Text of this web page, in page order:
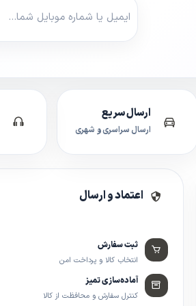
ارسال سریع
ارسال سراسری و شهری
اعتماد و ارسال
ثبت سفارش
انتخاب کالا و پرداخت امن
آماده‌سازی تمیز
کنترل سفارش و محافظت از کالا